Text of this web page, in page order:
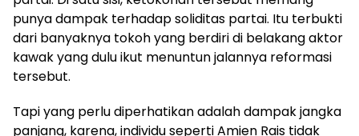
punya dampak terhadap soliditas partai. Itu terbukti
dari banyaknya tokoh yang berdiri di belakang aktor
kawak yang dulu ikut menuntun jalannya reformasi
tersebut.
Tapi yang perlu diperhatikan adalah dampak jangka
panjang, karena, individu seperti Amien Rais tidak